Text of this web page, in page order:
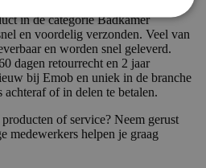
in de categorie Badkamer
en voordelig verzonden. Veel van
en worden snel geleverd.
dagen retourrecht en 2 jaar
bij Emob en uniek in de branche
of in delen te betalen.
of service? Neem gerust
medewerkers helpen je graag